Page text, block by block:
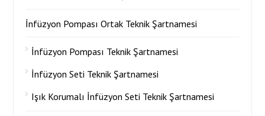
İnfüzyon Pompası Ortak Teknik Şartnamesi
İnfüzyon Pompası Teknik Şartnamesi
İnfüzyon Seti Teknik Şartnamesi
Işık Korumalı İnfüzyon Seti Teknik Şartnamesi